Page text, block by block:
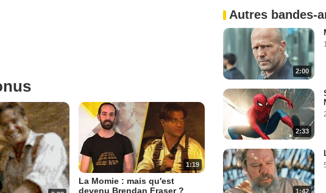
1:19
La Momie : mais qu'est
devenu Brendan Fraser ?
Autres bandes-
2:00
2:33
1:42